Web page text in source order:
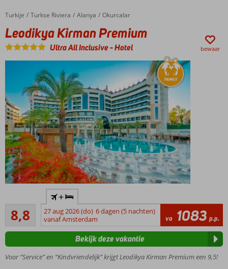
Home
Turkije Turkse Riviera Alanya Okurcalar
Leodikya Kirman Premium
Leodikya Kirman Premium
Ultra All Inclusive-Hotel bewaar
het
privé
strand
carterestaurants
8,8
Aanrader
5
beoordelingen
+
27 aug 2026 (do) 6 dagen (5 nachten)
vanaf Amsterdam
va 1083 p.p.
Voor “Service” en “Kindvriendelijk” krijgt Leodikya Kirman Premium een 9,5!
Bekijk deze vakantie